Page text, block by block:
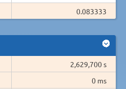
0.083333
2,629,700 s
0 ms